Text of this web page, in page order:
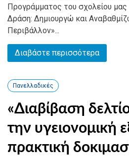
Προγράμματος του σχολείου μας
Δράση: Δημιουργώ και
Περιβάλλον»...
Διαβάστε περισσότερα
Πανελλαδικές
«Διαβίβαση
την υγειονομική
πρακτική